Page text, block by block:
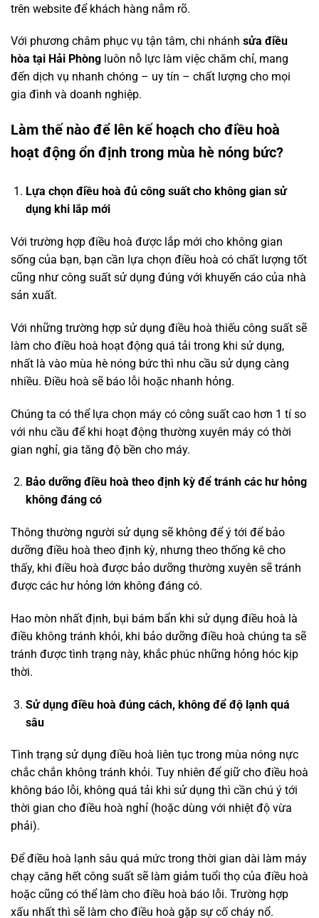
trên website để khách hàng nắm rõ.
Với phương châm phục vụ tận tâm, chi nhánh sửa điều
hòa tại Hải Phòng luôn nỗ lực làm việc chăm chỉ, mang
đến dịch vụ nhanh chóng – uy tín – chất lượng cho mọi
gia đình và doanh nghiệp.
Làm thế nào để lên kế hoạch cho điều hoà
hoạt động ổn định trong mùa hè nóng bức?
Lựa chọn điều hoà đủ công suất cho không gian sử
dụng khi lắp mới
Với trường hợp điều hoà được lắp mới cho không gian
sống của bạn, bạn cần lựa chọn điều hoà có chất lượng tốt
cũng như công suất sử dụng đúng với khuyến cáo của nhà
sản xuất.
Với những trường hợp sử dụng điều hoà thiếu công suất sẽ
làm cho điều hoà hoạt động quá tải trong khi sử dụng,
nhất là vào mùa hè nóng bức thì nhu cầu sử dụng càng
nhiều. Điều hoà sẽ báo lỗi hoặc nhanh hỏng.
Chúng ta có thể lựa chọn máy có công suất cao hơn 1 tí so
với nhu cầu để khi hoạt động thường xuyên máy có thời
gian nghỉ, gia tăng độ bền cho máy.
Bảo dưỡng điều hoà theo định kỳ để tránh các hư hỏng
không đáng có
Thông thường người sử dụng sẽ không để ý tới để bảo
dưỡng điều hoà theo định kỳ, nhưng theo thống kê cho
thấy, khi điều hoà được bảo dưỡng thường xuyên sẽ tránh
được các hư hỏng lớn không đáng có.
Hao mòn nhất định, bụi bám bẩn khi sử dụng điều hoà là
điều không tránh khỏi, khi bảo dưỡng điều hoà chúng ta sẽ
tránh được tình trạng này, khắc phúc những hỏng hóc kịp
thời.
Sử dụng điều hoà đúng cách, không để độ lạnh quá
sâu
Tình trạng sử dụng điều hoà liên tục trong mùa nóng nực
chắc chắn không tránh khỏi. Tuy nhiên để giữ cho điều hoà
không báo lỗi, không quá tải khi sử dụng thì cần chú ý tới
thời gian cho điều hoà nghỉ (hoặc dùng với nhiệt độ vừa
phải).
Để điều hoà lạnh sâu quá mức trong thời gian dài làm máy
chạy căng hết công suất sẽ làm giảm tuổi thọ của điều hoà
hoặc cũng có thể làm cho điều hoà báo lỗi. Trường hợp
xấu nhất thì sẽ làm cho điều hoà gặp sự cố cháy nổ.